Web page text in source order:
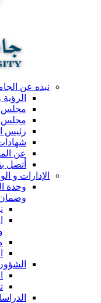
نبذه عن
مجلس
مجلس
رئيس
عن
أتصل
الإدارات و
وحدة
وضمان